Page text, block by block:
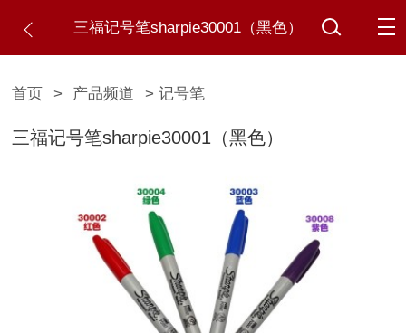
三福记号笔sharpie30001（黑色）
首页 > 产品频道 > 记号笔
三福记号笔sharpie30001（黑色）